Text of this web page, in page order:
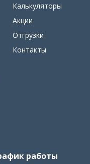
Калькуляторы
Акции
Отгрузки
Контакты
работы